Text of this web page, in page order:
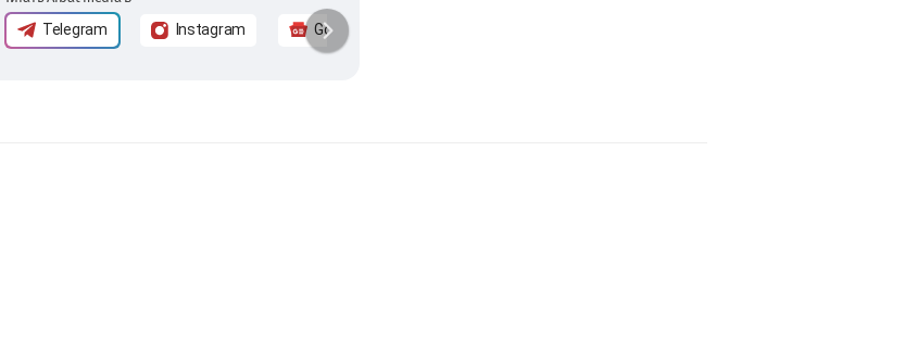
Telegram Instagram Google News